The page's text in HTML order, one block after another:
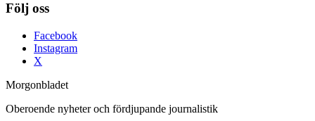
Följ oss
Facebook
Instagram
X
Morgonbladet
Oberoende nyheter och fördjupande journalistik